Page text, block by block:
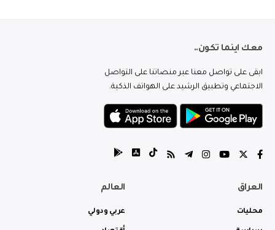
معك اينما تكون..
ابقى على تواصل معنا عبر منصاتنا على التواصل
الاجتماعي وتطبيق الرشيد على الهواتف الذكية.
العراق
محليات
العالم
عربي ودولي